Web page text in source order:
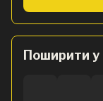
Поширити